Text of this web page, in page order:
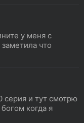
у меня с
что
серия и тут смотрю
когда я